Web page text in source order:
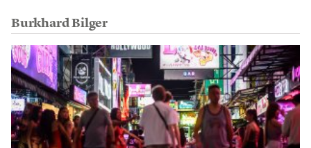
Burkhard Bilger